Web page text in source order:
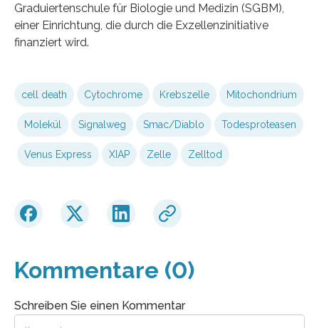
Graduiertenschule für Biologie und Medizin (SGBM),
einer Einrichtung, die durch die Exzellenzinitiative
finanziert wird.
cell death Cytochrome Krebszelle Mitochondrium
Molekül Signalweg Smac/Diablo Todesproteasen
Venus Express XIAP Zelle Zelltod
Kommentare (0)
Schreiben Sie einen Kommentar